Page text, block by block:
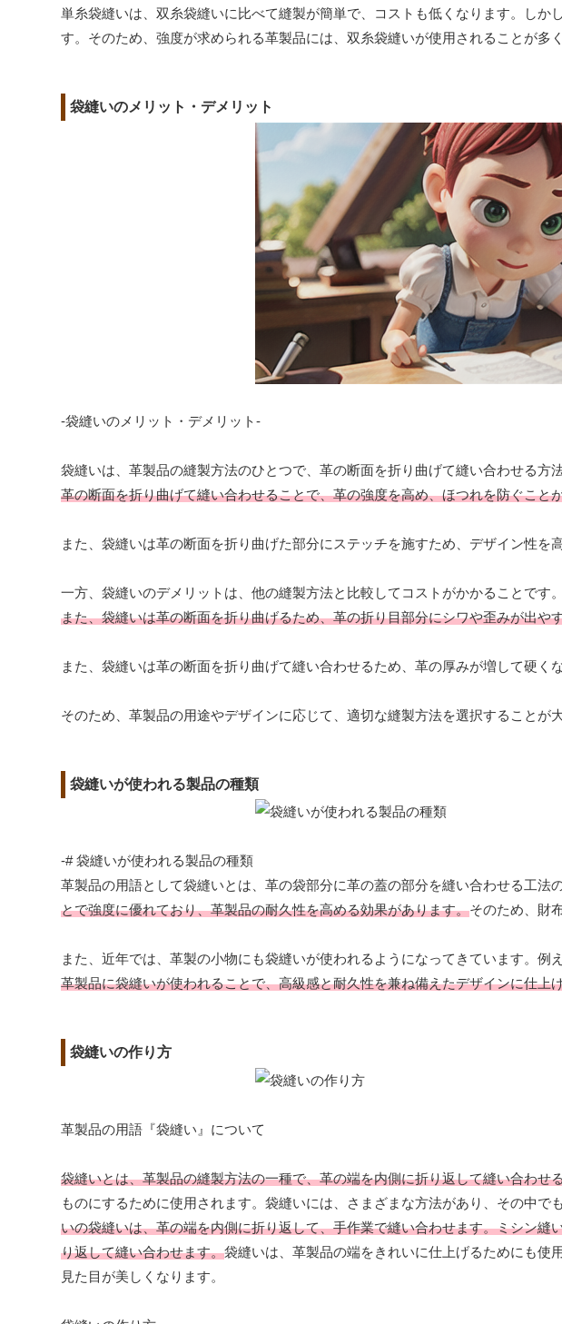
単糸袋縫いは、双糸袋縫いに比べて縫製が簡単で、コストも低くなります。しか
す。そのため、強度が求められる革製品には、双糸袋縫いが使用されることが多く
袋縫いのメリット・デメリット
-袋縫いのメリット・デメリット-
袋縫いは、革製品の縫製方法のひとつで、革の断面を折り曲げて縫い合わせる方
革の断面を折り曲げて縫い合わせることで、革の強度を高め、ほつれを防ぐこと
また、袋縫いは革の断面を折り曲げた部分にステッチを施すため、デザイン性を
一方、袋縫いのデメリットは、他の縫製方法と比較してコストがかかることです。
また、袋縫いは革の断面を折り曲げるため、革の折り目部分にシワや歪みが出や
また、袋縫いは革の断面を折り曲げて縫い合わせるため、革の厚みが増して硬く
そのため、革製品の用途やデザインに応じて、適切な縫製方法を選択することが大
袋縫いが使われる製品の種類
-# 袋縫いが使われる製品の種類
革製品の用語として袋縫いとは、革の袋部分に革の蓋の部分を縫い合わせる工法
とで強度に優れており、革製品の耐久性を高める効果があります。そのため、財
また、近年では、革製の小物にも袋縫いが使われるようになってきています。例え
革製品に袋縫いが使われることで、高級感と耐久性を兼ね備えたデザインに仕上
袋縫いの作り方
革製品の用語『袋縫い』について
袋縫いとは、革製品の縫製方法の一種で、革の端を内側に折り返して縫い合わせ
ものにするために使用されます。袋縫いには、さまざまな方法があり、その中で
いの袋縫いは、革の端を内側に折り返して、手作業で縫い合わせます。ミシン
り返して縫い合わせます。袋縫いは、革製品の端をきれいに仕上げるためにも使
見た目が美しくなります。